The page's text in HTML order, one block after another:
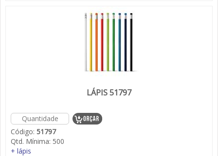
LÁPIS 51797
Código: 51797
Qtd. Mínima: 500
+ lápis